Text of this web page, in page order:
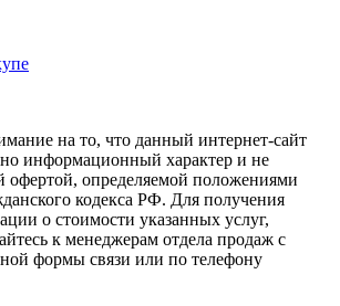
на то, что данный интернет-сайт
информационный характер и не
офертой, определяемой положениями
кодекса РФ. Для получения
о стоимости указанных услуг,
к менеджерам отдела продаж с
формы связи или по телефону